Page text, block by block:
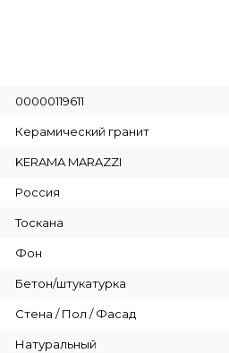
00000119611
Керамический гранит
KERAMA MARAZZI
Россия
Тоскана
Фон
Бетон/штукатурка
Стена / Пол / Фасад
Натуральный